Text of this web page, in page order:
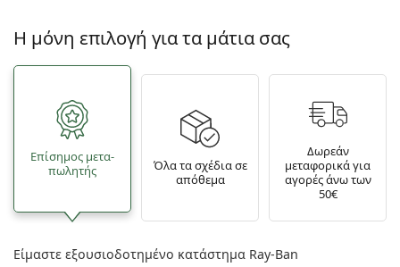
Η μόνη επιλογή για τα μάτια σας
Επίσημος μετα­
πωλητής
Όλα τα σχέδια σε
απόθεμα
Δωρεάν
μεταφορικά για
αγορές άνω των
50€
Είμαστε εξουσιοδοτημένο κατάστημα Ray-Ban